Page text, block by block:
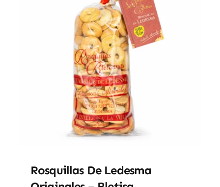
Rosquillas De Ledesma